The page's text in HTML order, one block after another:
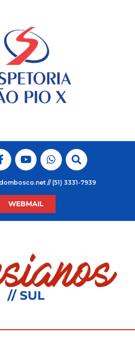
// (51) 3331-7939
WEBMAIL